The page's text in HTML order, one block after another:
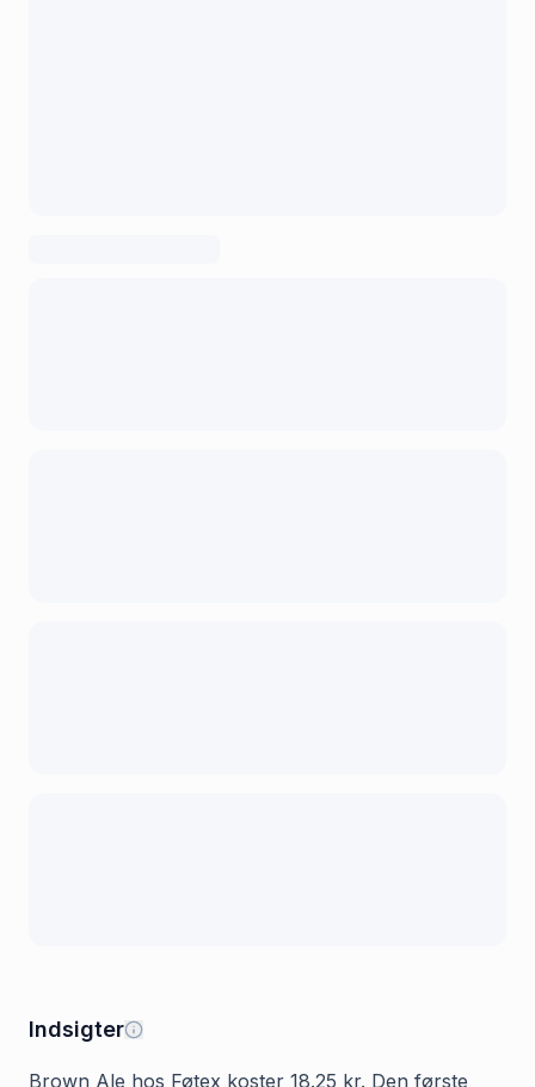
Indsigter
Brown Ale hos Føtex koster 18.25 kr. Den første